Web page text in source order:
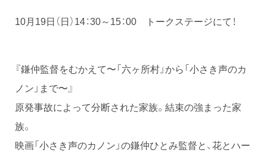
10月19日（日）14：30～15：00 トークステージにて！
『鎌仲監督をむかえて〜「六ヶ所村」から「小さき声のカ
ノン」まで〜』
原発事故によって分断された家族。結束の強まった家
族。
映画「小さき声のカノン」の鎌仲ひとみ監督と、花とハー